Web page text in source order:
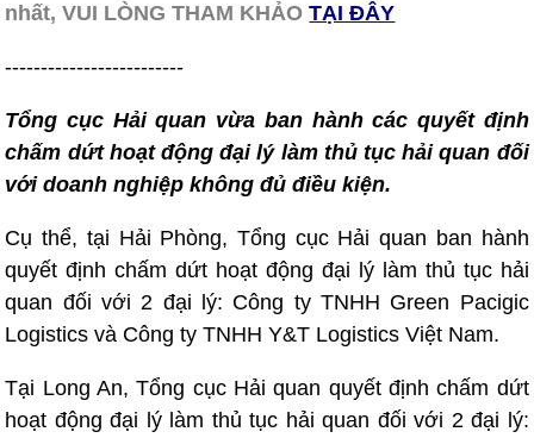
nhất, VUI LÒNG THAM KHẢOTẠI ĐÂY
-------------------------
Tổng cục Hải quan vừa ban hành các quyết định
chấm dứt hoạt động đại lý làm thủ tục hải quan đối
với doanh nghiệp không đủ điều kiện.
Cụ thể, tại Hải Phòng, Tổng cục Hải quan ban hành
quyết định chấm dứt hoạt động đại lý làm thủ tục hải
quan đối với 2 đại lý: Công ty TNHH Green Pacigic
Logistics và Công ty TNHH Y&T Logistics Việt Nam.
Tại Long An, Tổng cục Hải quan quyết định chấm dứt
hoạt động đại lý làm thủ tục hải quan đối với 2 đại lý: